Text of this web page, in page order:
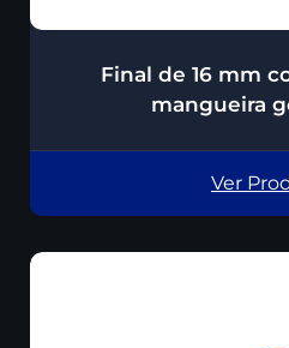
Final de 16 mm
mangueira
Ver